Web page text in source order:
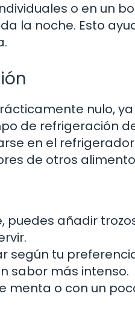
o en un
la noche. Esto
nulo,
de refrigeración
en el
de otros
puedes añadir
tu
sabor más intenso.
menta o con un